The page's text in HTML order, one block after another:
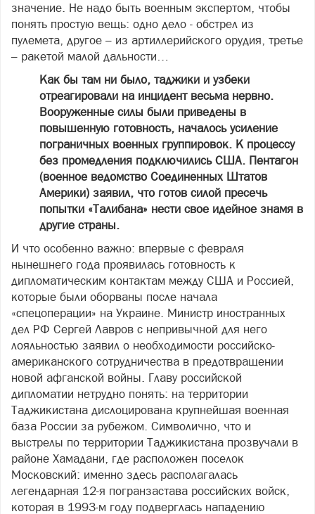
значение. Не надо быть военным экспертом, чтобы
понять простую вещь: одно дело - обстрел из
пулемета, другое – из артиллерийского орудия, третье
– ракетой малой дальности…
Как бы там ни было, таджики и узбеки
отреагировали на инцидент весьма нервно.
Вооруженные силы были приведены в
повышенную готовность, началось усиление
пограничных военных группировок. К процессу
без промедления подключились США. Пентагон
(военное ведомство Соединенных Штатов
Америки) заявил, что готов силой пресечь
попытки «Талибана» нести свое идейное знамя в
другие страны.
И что особенно важно: впервые с февраля
нынешнего года проявилась готовность к
дипломатическим контактам между США и Россией,
которые были оборваны после начала
«спецоперации» на Украине. Министр иностранных
дел РФ Сергей Лавров с непривычной для него
лояльностью заявил о необходимости российско-
американского сотрудничества в предотвращении
новой афганской войны. Главу российской
дипломатии нетрудно понять: на территории
Таджикистана дислоцирована крупнейшая военная
база России за рубежом. Символично, что и
выстрелы по территории Таджикистана прозвучали в
районе Хамадани, где расположен поселок
Московский: именно здесь располагалась
легендарная 12-я погранзастава российских войск,
которая в 1993-м году подверглась нападению